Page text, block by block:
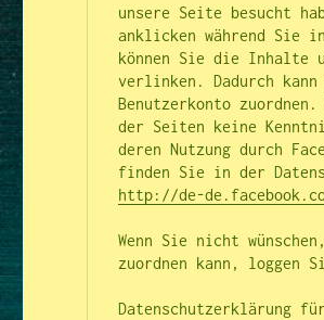
unsere Seite besucht
anklicken während Sie
können Sie die Inhalte
verlinken. Dadurch kann
Benutzerkonto
der Seiten keine
deren Nutzung durch
http://de-
Wenn Sie nicht
zuordnen kann, loggen
Datenschutzerklärung